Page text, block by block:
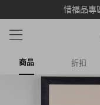
惜福品專
商品 折扣